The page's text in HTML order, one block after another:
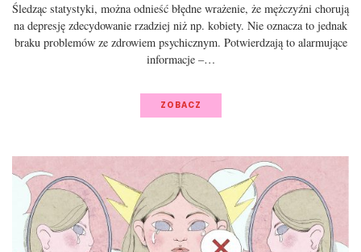
Śledząc statystyki, można odnieść błędne wrażenie, że mężczyźni chorują
na depresję zdecydowanie rzadziej niż np. kobiety. Nie oznacza to jednak
braku problemów ze zdrowiem psychicznym. Potwierdzają to alarmujące
informacje –…
ZOBACZ